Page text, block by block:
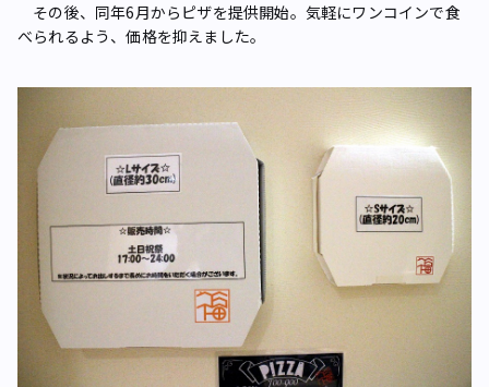
その後、同年6月からピザを提供開始。気軽にワンコインで食
べられるよう、価格を抑えました。